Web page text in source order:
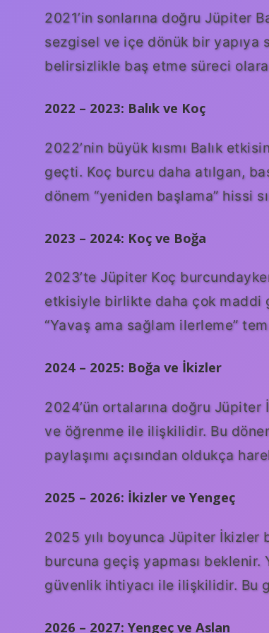
2021’in sonlarına doğru Jüpiter
sezgisel ve içe dönük bir yapıya
belirsizlikle baş etme süreci
2022 – 2023: Balık ve Koç
2022’nin büyük kısmı Balık
geçti. Koç burcu daha atılgan,
dönem “yeniden başlama” hissi
2023 – 2024: Koç ve Boğa
2023’te Jüpiter Koç
etkisiyle birlikte daha çok maddi
“Yavaş ama sağlam ilerleme”
2024 – 2025: Boğa ve İkizler
2024’ün ortalarına doğru
ve öğrenme ile ilişkilidir. Bu
paylaşımı açısından oldukça
2025 – 2026: İkizler ve Yengeç
2025 yılı boyunca Jüpiter İkizler
burcuna geçiş yapması
güvenlik ihtiyacı ile ilişkilidir. Bu
2026 – 2027: Yengeç ve Aslan